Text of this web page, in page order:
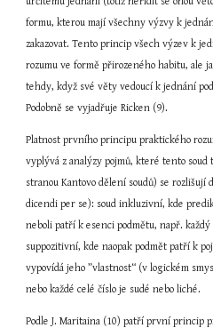
formu, kterou mají všechny výzvy k
zakazovat. Tento princip všech výzev k
rozumu ve formě přirozeného habitu, ale
tehdy, když své věty vedoucí k jednání
Podobně se vyjadřuje Ricken (9).
Platnost prvního principu praktického
vyplývá z analýzy pojmů, které tento
stranou Kantovo dělení soudů) se rozlišují
dicendi per se): soud inkluzivní, kde
neboli patří k esenci podmětu, např. každý
suppozitivní, kde naopak podmět patří k
vypovídá jeho ”vlastnost“ (v logickém
nebo každé celé číslo je sudé nebo liché.
Podle J. Maritaina (10) patří první princip